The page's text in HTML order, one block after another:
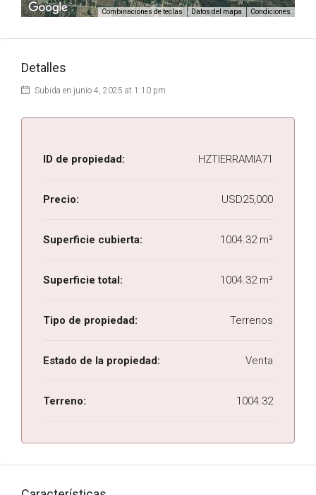
Combinaciones de teclas Datos del mapa Condiciones
Detalles
Subida en junio 4, 2025 at 1:10 pm
ID de propiedad: HZTIERRAMIA71
Precio: USD25,000
Superficie cubierta: 1004.32 m²
Superficie total: 1004.32 m²
Tipo de propiedad: Terrenos
Estado de la propiedad: Venta
Terreno: 1004.32